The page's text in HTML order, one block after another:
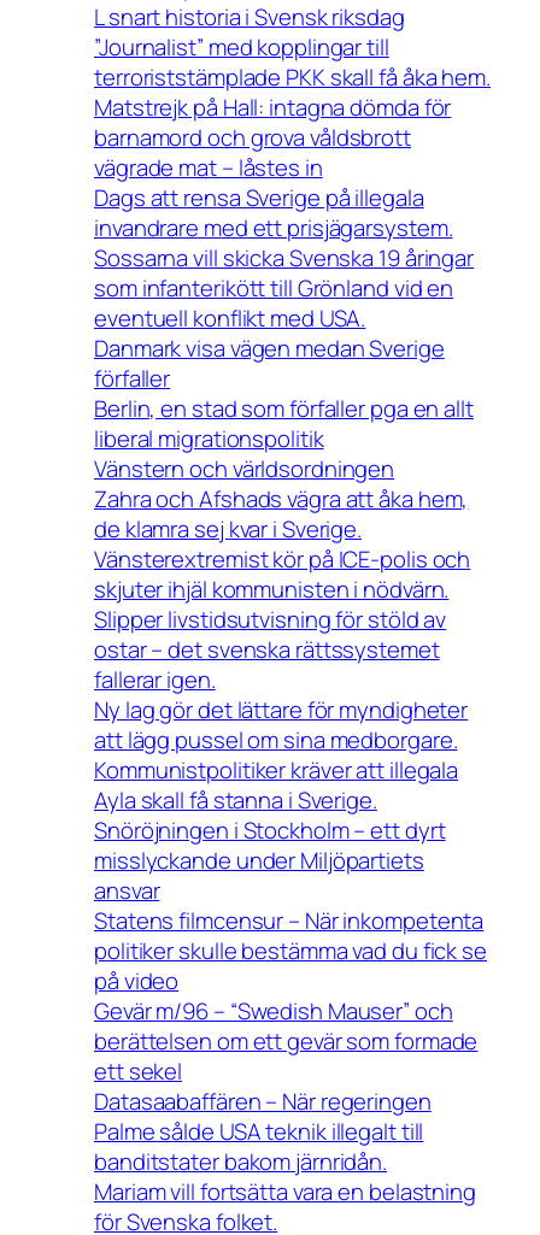
L snart historia i Svensk riksdag
”Journalist” med kopplingar till
terroriststämplade PKK skall få åka hem.
Matstrejk på Hall: intagna dömda för
barnamord och grova våldsbrott
vägrade mat – låstes in
Dags att rensa Sverige på illegala
invandrare med ett prisjägarsystem.
Sossarna vill skicka Svenska 19 åringar
som infanterikött till Grönland vid en
eventuell konflikt med USA.
Danmark visa vägen medan Sverige
förfaller
Berlin, en stad som förfaller pga en allt
liberal migrationspolitik
Vänstern och världsordningen
Zahra och Afshads vägra att åka hem,
de klamra sej kvar i Sverige.
Vänsterextremist kör på ICE-polis och
skjuter ihjäl kommunisten i nödvärn.
Slipper livstidsutvisning för stöld av
ostar – det svenska rättssystemet
fallerar igen.
Ny lag gör det lättare för myndigheter
att lägg pussel om sina medborgare.
Kommunistpolitiker kräver att illegala
Ayla skall få stanna i Sverige.
Snöröjningen i Stockholm – ett dyrt
misslyckande under Miljöpartiets
ansvar
Statens filmcensur – När inkompetenta
politiker skulle bestämma vad du fick se
på video
Gevär m/96 – “Swedish Mauser” och
berättelsen om ett gevär som formade
ett sekel
Datasaabaffären – När regeringen
Palme sålde USA teknik illegalt till
banditstater bakom järnridån.
Mariam vill fortsätta vara en belastning
för Svenska folket.